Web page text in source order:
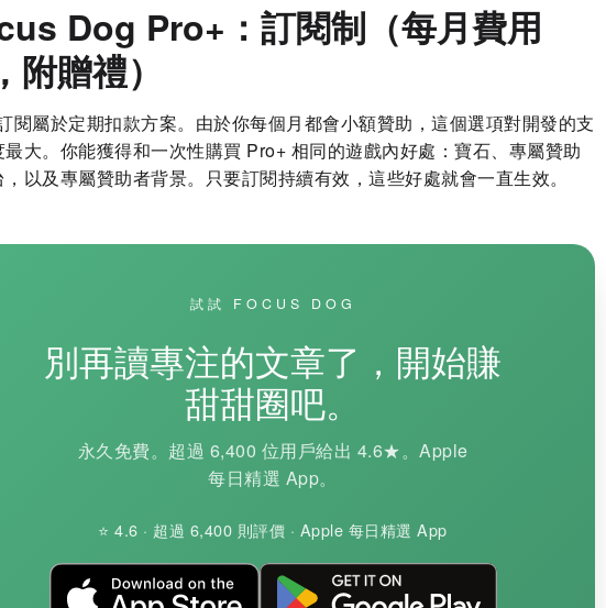
Dog Pro+：訂閱制（每月費用
附贈禮）
閱屬於定期扣款方案。由於你每個月都會小額贊助，這個選項對開發的支
最大。你能獲得和一次性購買 Pro+ 相同的遊戲內好處：寶石、專屬贊助
以及專屬贊助者背景。只要訂閱持續有效，這些好處就會一直生效。
試試 FOCUS DOG
別再讀專注的文章了，開始賺
甜甜圈吧。
永久免費。超過 6,400 位用戶給出 4.6★。Apple
每日精選 App。
⭐ 4.6 · 超過 6,400 則評價 · Apple 每日精選 App